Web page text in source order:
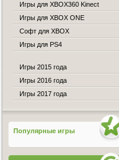
Игры для XBOX360 Kinect
Игры для XBOX ONE
Софт для XBOX
Игры для PS4
Игры 2015 года
Игры 2016 года
Игры 2017 года
Популярные игры